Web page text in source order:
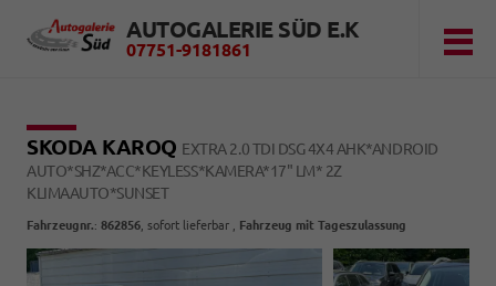
AUTOGALERIE SÜD E.K
07751-9181861
SKODA KAROQ EXTRA 2.0 TDI DSG 4X4 AHK*ANDROID
AUTO*SHZ*ACC*KEYLESS*KAMERA*17" LM* 2Z
KLIMAAUTO*SUNSET
Fahrzeugnr.: 862856 sofort lieferbar Fahrzeug mit Tageszulassung